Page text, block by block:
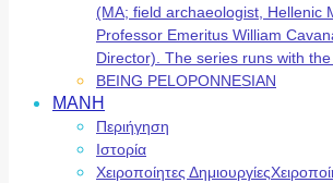
(MA; field archaeologist, Hellenic
Professor Emeritus William
Director). The series runs with
BEING PELOPONNESIAN
ΜΑΝΗ
Περιήγηση
Ιστορία
Χειροποίητες Δημιουργίες